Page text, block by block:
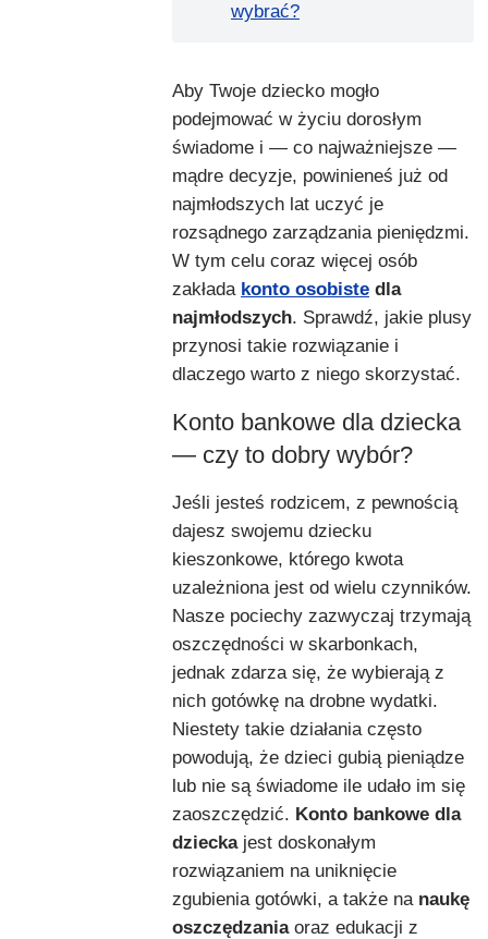
wybrać?
Aby Twoje dziecko mogło
podejmować w życiu dorosłym
świadome i — co najważniejsze —
mądre decyzje, powinieneś już od
najmłodszych lat uczyć je
rozsądnego zarządzania pieniędzmi.
W tym celu coraz więcej osób
zakłada konto osobiste dla
najmłodszych. Sprawdź, jakie plusy
przynosi takie rozwiązanie i
dlaczego warto z niego skorzystać.
Konto bankowe dla dziecka
— czy to dobry wybór?
Jeśli jesteś rodzicem, z pewnością
dajesz swojemu dziecku
kieszonkowe, którego kwota
uzależniona jest od wielu czynników.
Nasze pociechy zazwyczaj trzymają
oszczędności w skarbonkach,
jednak zdarza się, że wybierają z
nich gotówkę na drobne wydatki.
Niestety takie działania często
powodują, że dzieci gubią pieniądze
lub nie są świadome ile udało im się
zaoszczędzić. Konto bankowe dla
dzieckajest doskonałym
rozwiązaniem na uniknięcie
zgubienia gotówki, a także na naukę
oszczędzaniaoraz edukacji z